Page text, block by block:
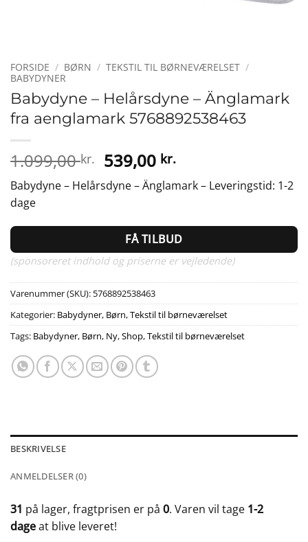
FORSIDE / BØRN / TEKSTIL TIL BØRNEVÆRELSET /
BABYDYNER
Babydyne – Helårsdyne – Änglamark
fra aenglamark 5768892538463
1.099,00kr. Den
oprindelige
pris
1.099,00 kr..
539,00 kr.Den
aktuelle
pris
539,00 kr..
Babydyne – Helårsdyne – Änglamark – Leveringstid: 1-2
dage
FÅ TILBUD
(sponsoreret indhold og priserne er vejledende)
Varenummer (SKU): 5768892538463
Kategorier: Babydyner, Børn,Tekstil til børneværelset
Tags: Babydyner, Børn, Ny,Shop,Tekstil til børneværelset
BESKRIVELSE
ANMELDELSER (0)
31 på lager, fragtprisen er på 0. Varen vil tage 1-2
dageat blive leveret!